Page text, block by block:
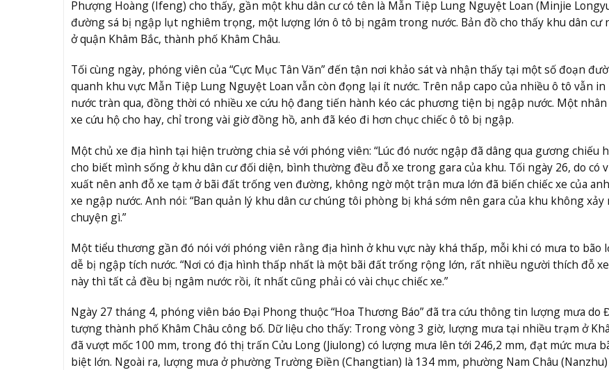
Phượng Hoàng (Ifeng) cho thấy, gần một khu dân cư có tên là Mẫn Tiệp Lung Nguyệt Loan (Minjie
đường sá bị ngập lụt nghiêm trọng, một lượng lớn ô tô bị ngâm trong nước. Bản đồ cho thấy khu dân cư
ở quận Khâm Bắc, thành phố Khâm Châu.
Tối cùng ngày, phóng viên của “Cực Mục Tân Văn” đến tận nơi khảo sát và nhận thấy tại một số đoạn
quanh khu vực Mẫn Tiệp Lung Nguyệt Loan vẫn còn đọng lại ít nước. Trên nắp capo của nhiều ô tô vẫn
nước tràn qua, đồng thời có nhiều xe cứu hộ đang tiến hành kéo các phương tiện bị ngập nước. Một nhân
xe cứu hộ cho hay, chỉ trong vài giờ đồng hồ, anh đã kéo đi hơn chục chiếc ô tô bị ngập.
Một chủ xe địa hình tại hiện trường chia sẻ với phóng viên: “Lúc đó nước ngập đã dâng qua gương chiếu
cho biết mình sống ở khu dân cư đối diện, bình thường đều đỗ xe trong gara của khu. Tối ngày 26, do có
xuất nên anh đỗ xe tạm ở bãi đất trống ven đường, không ngờ một trận mưa lớn đã biến chiếc xe của
xe ngập nước. Anh nói: “Ban quản lý khu dân cư chúng tôi phòng bị khá sớm nên gara của khu không xảy
chuyện gì.”
Một tiểu thương gần đó nói với phóng viên rằng địa hình ở khu vực này khá thấp, mỗi khi có mưa to bão
dễ bị ngập tích nước. “Nơi có địa hình thấp nhất là một bãi đất trống rộng lớn, rất nhiều người thích đỗ
này thì tất cả đều bị ngâm nước rồi, ít nhất cũng phải có vài chục chiếc xe.”
Ngày 27 tháng 4, phóng viên báo Đại Phong thuộc “Hoa Thương Báo” đã tra cứu thông tin lượng mưa do
tượng thành phố Khâm Châu công bố. Dữ liệu cho thấy: Trong vòng 3 giờ, lượng mưa tại nhiều trạm ở
đã vượt mốc 100 mm, trong đó thị trấn Cửu Long (Jiulong) có lượng mưa lên tới 246,2 mm, đạt mức mưa
biệt lớn. Ngoài ra, lượng mưa ở phường Trường Điền (Changtian) là 134 mm, phường Nam Châu (Nanzhu)